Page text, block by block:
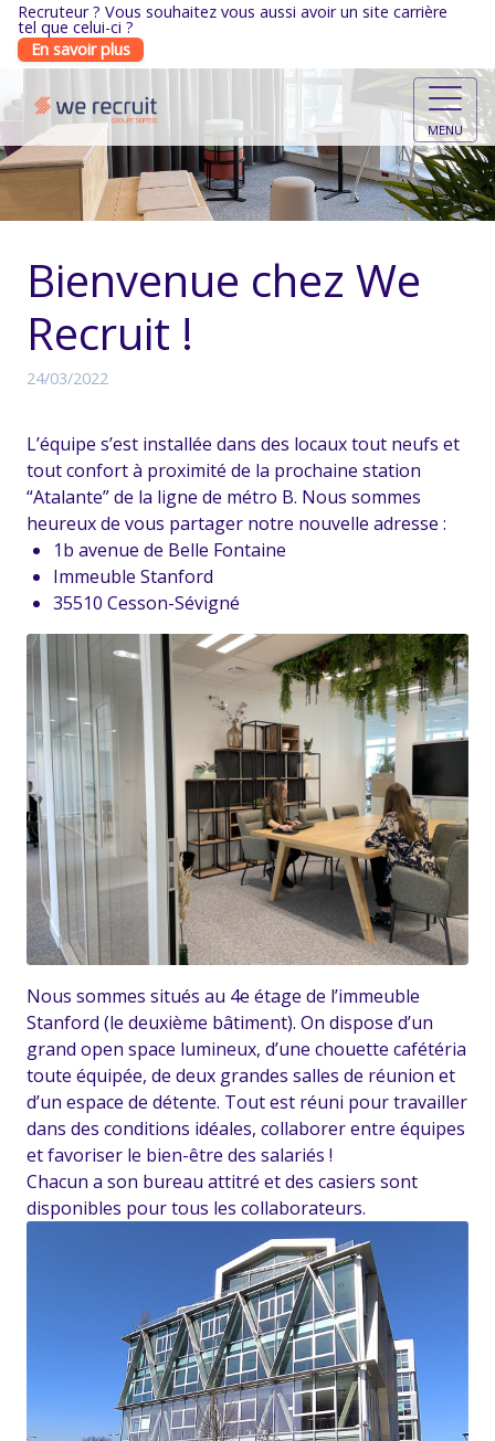
Recruteur ? Vous souhaitez vous aussi avoir un site carrière
tel que celui-ci ?
En savoir plus
MENU
Bienvenue chez We
Recruit !
24/03/2022
L’équipe s’est installée dans des locaux tout neufs et
tout confort à proximité de la prochaine station
“Atalante” de la ligne de métro B. Nous sommes
heureux de vous partager notre nouvelle adresse :
1b avenue de Belle Fontaine
Immeuble Stanford
35510 Cesson-Sévigné
Nous sommes situés au 4e étage de l’immeuble
Stanford (le deuxième bâtiment). On dispose d’un
grand open space lumineux, d’une chouette cafétéria
toute équipée, de deux grandes salles de réunion et
d’un espace de détente. Tout est réuni pour travailler
dans des conditions idéales, collaborer entre équipes
et favoriser le bien-être des salariés !
Chacun a son bureau attitré et des casiers sont
disponibles pour tous les collaborateurs.